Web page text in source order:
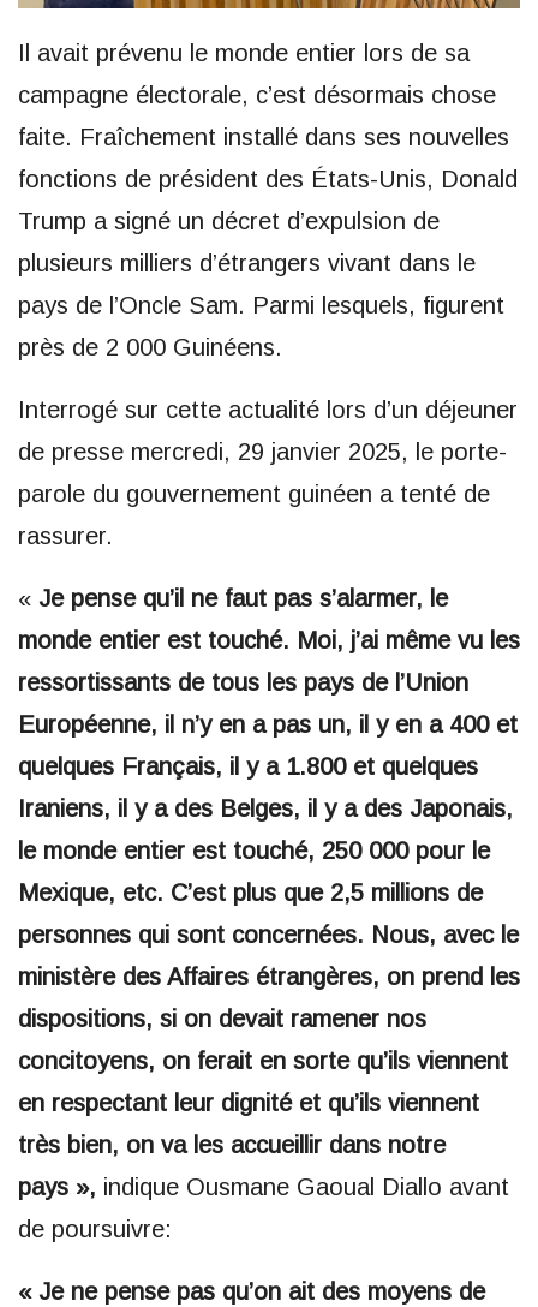
Il avait prévenu le monde entier lors de sa
campagne électorale, c’est désormais chose
faite. Fraîchement installé dans ses nouvelles
fonctions de président des États-Unis, Donald
Trump a signé un décret d’expulsion de
plusieurs milliers d’étrangers vivant dans le
pays de l’Oncle Sam. Parmi lesquels, figurent
près de 2 000 Guinéens.
Interrogé sur cette actualité lors d’un déjeuner
de presse mercredi, 29 janvier 2025, le porte-
parole du gouvernement guinéen a tenté de
rassurer.
« Je pense qu’il ne faut pas s’alarmer, le
monde entier est touché. Moi, j’ai même vu les
ressortissants de tous les pays de l’Union
Européenne, il n’y en a pas un, il y en a 400 et
quelques Français, il y a 1.800 et quelques
Iraniens, il y a des Belges, il y a des Japonais,
le monde entier est touché, 250 000 pour le
Mexique, etc. C’est plus que 2,5 millions de
personnes qui sont concernées. Nous, avec le
ministère des Affaires étrangères, on prend les
dispositions, si on devait ramener nos
concitoyens, on ferait en sorte qu’ils viennent
en respectant leur dignité et qu’ils viennent
très bien, on va les accueillir dans notre
pays », indique Ousmane Gaoual Diallo avant
de poursuivre:
« Je ne pense pas qu’on ait des moyens de